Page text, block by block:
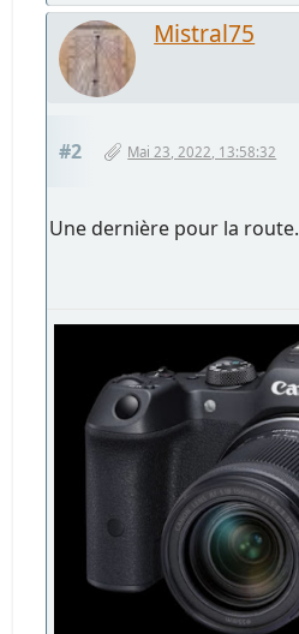
Mistral75
#2 Mai 23, 2022, 13:58:32
Une dernière pour la route.